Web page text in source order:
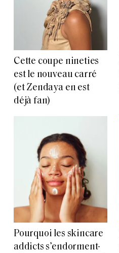
Cette coupe nineties
est le nouveau carré
(et Zendaya en est
déjà fan)
Pourquoi les skincare
addicts s’endorment-